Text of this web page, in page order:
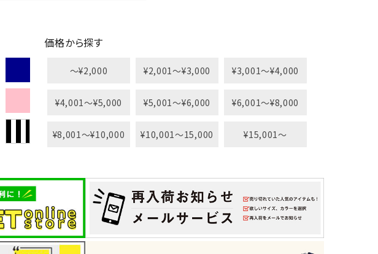
40inc
価格から探す
〜¥2,000 ¥2,001〜¥3,000 ¥3,001〜¥4,000
¥4,001〜¥5,000 ¥5,001〜¥6,000 ¥6,001〜¥8,000
¥8,001〜¥10,000 ¥10,001〜15,000 ¥15,001〜